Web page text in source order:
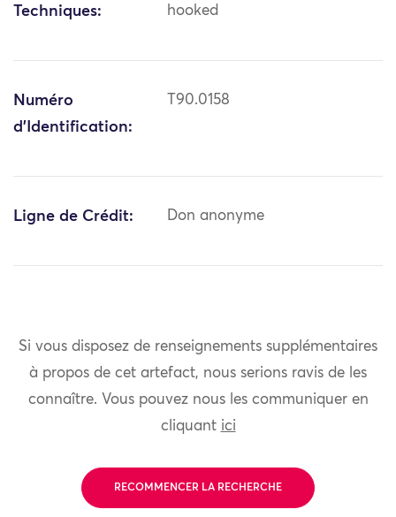
Techniques: hooked
Numéro
d'Identification:
T90.0158
Ligne de Crédit: Don anonyme
Si vous disposez de renseignements supplémentaires
à propos de cet artefact, nous serions ravis de les
connaître. Vous pouvez nous les communiquer en
cliquant ici
RECOMMENCER LA RECHERCHE